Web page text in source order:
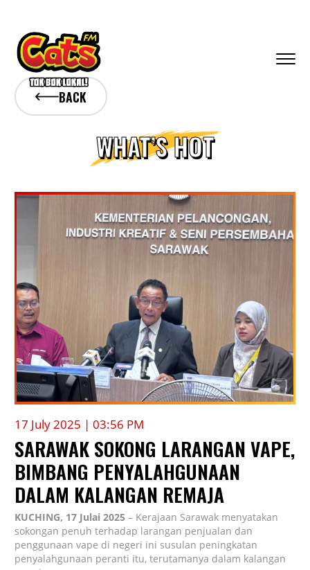
BACK
WHAT’S HOT
17 July 2025 | 03:56 PM
SARAWAK SOKONG LARANGAN VAPE,
BIMBANG PENYALAHGUNAAN
DALAM KALANGAN REMAJA
KUCHING, 17 Julai 2025– Kerajaan Sarawak menyatakan
sokongan penuh terhadap larangan penjualan dan
penggunaan vape di negeri ini susulan peningkatan
penyalahgunaan peranti itu, terutamanya dalam kalangan